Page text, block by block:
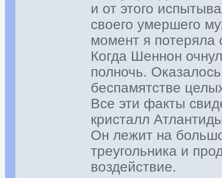
и от этого
своего умершего
момент я потеряла
Когда Шеннон
полночь.
беспамятстве
Все эти факты
кристалл
Он лежит на
треугольника и
воздействие.